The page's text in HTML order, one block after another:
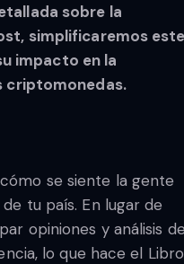
sobre la
simplificaremos este
impacto en la
criptomonedas.
se siente la gente
tu país. En lugar de
opiniones y análisis de
lo que hace el Libro